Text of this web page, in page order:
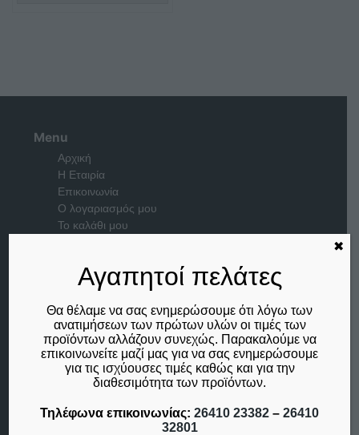
Menu
Αρχική
Η Εταιρία
Επικοινωνία
Ο λογαριασμός μου
Το καλάθι μου
Μέλος τουΑγαπητοί πελάτες
Θα θέλαμε να σας ενημερώσουμε ότι λόγω των
ανατιμήσεων των πρώτων υλών οι τιμές των
προϊόντων αλλάζουν συνεχώς. Παρακαλούμε να
επικοινωνείτε μαζί μας για να σας ενημερώσουμε
για τις ισχύουσες τιμές καθώς και για την
διαθεσιμότητα των προϊόντων.
Τηλέφωνα επικοινωνίας: 26410 23382 – 26410
32801
✖